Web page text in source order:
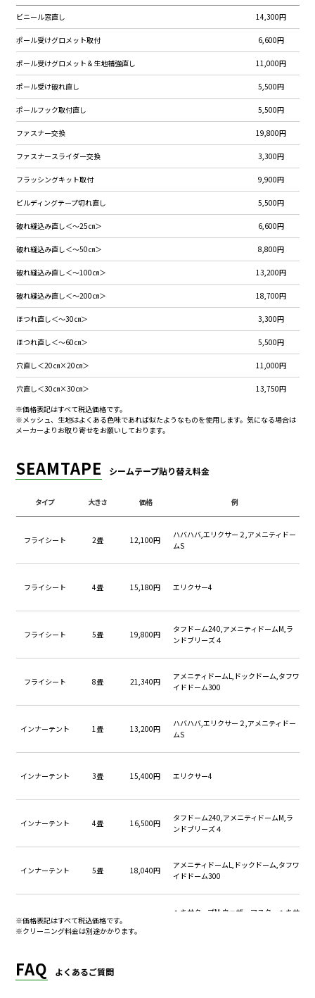
ビニール窓直し 14,300円
ポール受けグロメット取付 6,600円
ポール受けグロメット＆生地補強直し 11,000円
ポール受け破れ直し 5,500円
ポールフック取付直し 5,500円
ファスナー交換 19,800円
ファスナースライダー交換 3,300円
フラッシングキット取付 9,900円
ビルディングテープ切れ直し 5,500円
破れ縫込み直し＜～25㎝＞ 6,600円
破れ縫込み直し＜～50㎝＞ 8,800円
破れ縫込み直し＜～100㎝＞ 13,200円
破れ縫込み直し＜～200㎝＞ 18,700円
ほつれ直し＜～30㎝＞ 3,300円
ほつれ直し＜～60㎝＞ 5,500円
穴直し＜20㎝×20㎝＞ 11,000円
穴直し＜30㎝×30㎝＞ 13,750円
穴直し＜40㎝×40㎝＞
穴直し＜50㎝×50㎝＞
メッシュ縫込み直し＜～25㎝＞
メッシュ縫込み直し＜～50㎝＞
※価格表記はすべて税込価格です。
※メッシュ、生地はよくある色味であれば似たようなものを使用します。気になる場合は
メーカーよりお取り寄せをお願いしております。
SEAMTAPE シームテープ貼り替え料金
タイプ 大きさ 価格 例
フライシート 2畳 12,100円
ハバハバ,エリクサー２,アメニティドー
ムS
フライシート 4畳 15,180円 エリクサー4
フライシート 5畳 19,800円
タフドーム240,アメニティドームM,ラ
ンドブリーズ４
フライシート 8畳 21,340円
アメニティドームL,ドックドーム,タフワ
イドドーム300
インナーテント 1畳 13,200円
ハバハバ,エリクサー２,アメニティドー
ムS
インナーテント 3畳 15,400円 エリクサー4
インナーテント 4畳 16,500円
タフドーム240,アメニティドームM,ラ
ンドブリーズ４
インナーテント 5畳 18,040円
アメニティドームL,ドックドーム,タフワ
イドドーム300
タープ 12㎡
ヘキサタープM,ウェザーマスターヘキサ
タープ
※価格表記はすべて税込価格です。
※クリーニング料金は別途かかります。
FAQ よくあるご質問